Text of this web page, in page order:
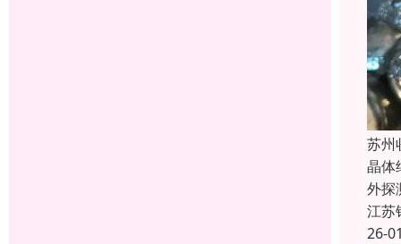
苏州
晶体
外探
江苏
26-